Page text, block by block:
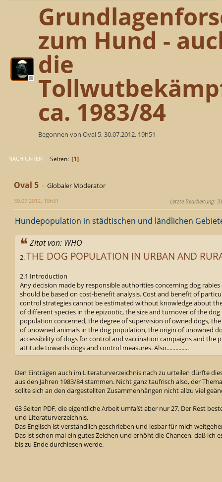
zum Hund -
die
ca. 1983/84
Begonnen von Oval 5, 30.07.2012, 19h51
NACH UNTEN Seiten 1
Oval 5 Globaler Moderator
30.07.2012, 19h51 Letzte Bearbeitung:
Hundepopulation in städtischen und ländlichen
Zitat von: WHO
2.THE DOG POPULATION IN URBAN AND
2.1 Introduction
Any decision made by responsible authorities concerning dog
should be based on cost-benefit analysis. Cost and benefit of
control strategies cannot be estimated without knowledge about
of different species in the epizootic, the size and turnover of the dog
population concerned, the degree of supervision of owned dogs,
of unowned animals in the dog population, the origin of unowned
accessibility of dogs for control and vaccination campaigns and the
attitude towards dogs and control measures. Also...............
Den Einträgen auch im Literaturverzeichnis nach zu urteilen dürfte
aus den Jahren 1983/84 stammen. Nicht ganz taufrisch also, der
sollte sich an den dargestellten Zusammenhängen nicht allzu viel
63 Seiten PDF, die eigentliche Arbeit umfaßt aber nur 27. Der Rest
und Literaturverzeichnis.
Das Englisch ist verständlich geschrieben und lesbar für mich
Das ist schon mal ein gutes Zeichen und erhöht die Chancen, daß ich
bis zu Ende durchlesen werde.